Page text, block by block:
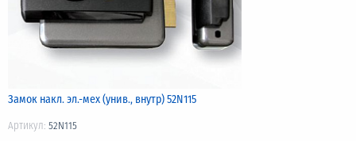
Замок накл. эл.-мех (унив., внутр) 52N115
Артикул: 52N115